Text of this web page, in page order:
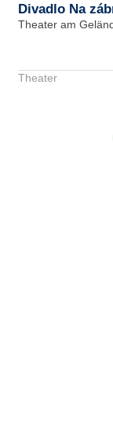
Divadlo Na
Theater am
Theater